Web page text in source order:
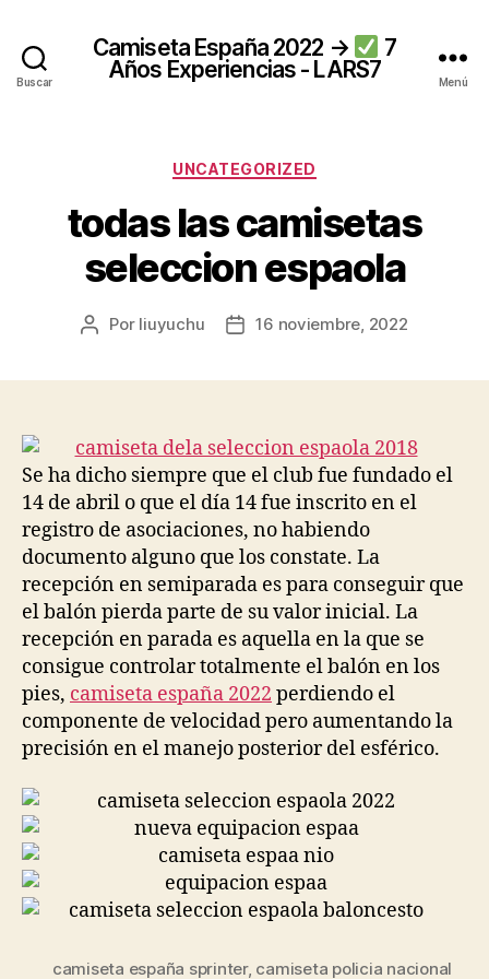
Buscar
Camiseta España 2022 →
7
Años Experiencias - LARS7
Menú
Categorías
UNCATEGORIZED
todas las camisetas
seleccion espaola
Autor
Por liuyuchu
Fecha16 noviembre, 2022
Se ha dicho siempre que el club fue fundado el
14 de abril o que el día 14 fue inscrito en el
registro de asociaciones, no habiendo
documento alguno que los constate. La
recepción en semiparada es para conseguir que
el balón pierda parte de su valor inicial. La
recepción en parada es aquella en la que se
consigue controlar totalmente el balón en los
pies, camiseta españa 2022 perdiendo el
componente de velocidad pero aumentando la
precisión en el manejo posterior del esférico.
camiseta españa sprinter, camiseta policia nacional